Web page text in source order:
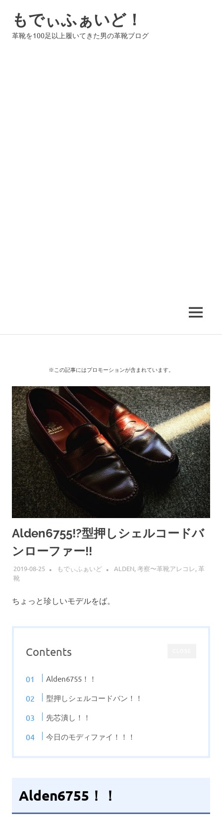
もでぃふぁいど！
革靴を100足以上履いてきた男の革靴ブログ
MENU
※この記事にはプロモーションが含まれています。
Alden6755!?型押しシェルコードバ
ンローファー!!
2019-08-25 もでぃふぁいど ALDEN, 考察〜革靴アレコレ,革
靴
ちょっと珍しいモデルをば。
Contents
Alden6755！！
型押しシェルコードバン！！
先芯潰し！！
今日のモディファイ！！！
Alden6755！！